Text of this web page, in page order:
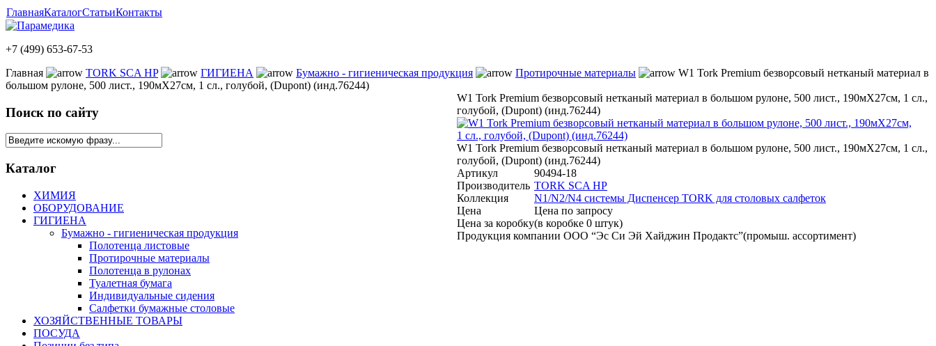
ГлавнаяКаталогСтатьиКонтакты
+7 (499) 653-67-53
Главная
TORK SCA HP ГИГИЕНА Бумажно - гигиеническая продукция Протирочные материалы
W1 Tork Premium безворсовый нетканый материал в
большом рулоне, 500 лист., 190мХ27см, 1 сл., голубой, (Dupont) (инд.76244)
Поиск по сайту
Каталог
ХИМИЯ
ОБОРУДОВАНИЕ
ГИГИЕНА
Бумажно - гигиеническая продукция
Полотенца листовые
Протирочные материалы
Полотенца в рулонах
Туалетная бумага
Индивидуальные сидения
Салфетки бумажные столовые
ХОЗЯЙСТВЕННЫЕ ТОВАРЫ
ПОСУДА
W1 Tork Premium безворсовый нетканый материал в большом рулоне, 500 лист., 190мХ27см, 1 сл.,
голубой, (Dupont) (инд.76244)
W1 Tork Premium безворсовый нетканый материал в большом рулоне, 500 лист., 190мХ27см, 1 сл.,
голубой, (Dupont) (инд.76244)
Артикул
90494-18
Производитель TORK SCA HP
Коллекция
N1/N2/N4 системы Диспенсер TORK для столовых салфеток
Цена
Цена по запросу
Цена за коробку(в коробке 0 штук)
Продукция компании ООО “Эс Си Эй Хайджин Продактс”(промыш. ассортимент)